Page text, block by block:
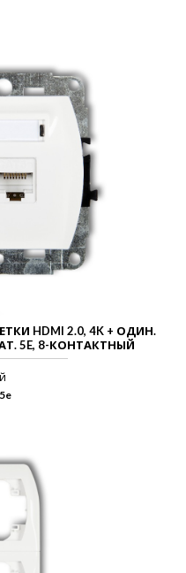
HDMI 2.0, 4K + ОДИН.
5E, 8-КОНТАКТНЫЙ